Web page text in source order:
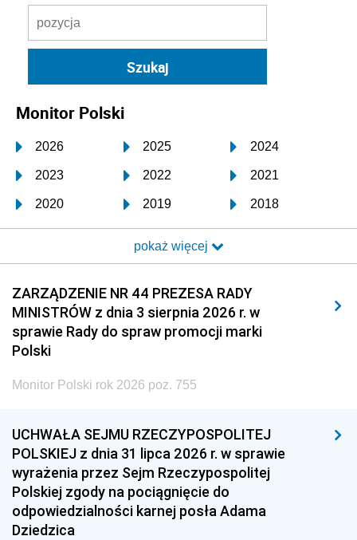
Monitor Polski
2026 2025 2024
2023 2022 2021
2020 2019 2018
2017 2016 2015
2014 2013 2012
2011 2010 2009
2008 2007 2006
2005
1996 1995 1994
1993 1992 1991
1990 1989
1987 1986 1985
pokaż więcej
ZARZĄDZENIE NR 44 PREZESA RADY
MINISTRÓW z dnia 3 sierpnia 2026 r. w
sprawie Rady do spraw promocji marki
Polski
Monitor Polski rok 2026 poz. 755
UCHWAŁA SEJMU RZECZYPOSPOLITEJ
POLSKIEJ z dnia 31 lipca 2026 r. w sprawie
wyrażenia przez Sejm Rzeczypospolitej
Polskiej zgody na pociągnięcie do
odpowiedzialności karnej posła Adama
Dziedzica